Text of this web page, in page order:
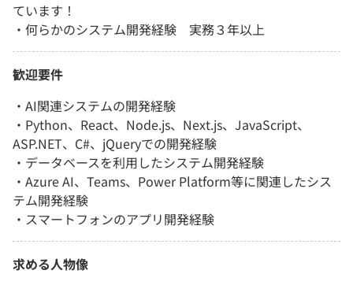
ています！
・何らかのシステム開発経験 実務３年以上
歓迎要件
・AI関連システムの開発経験
・Python、React、Node.js、Next.js、JavaScript、
ASP.NET、C#、jQueryでの開発経験
・データベースを利用したシステム開発経験
・Azure AI、Teams、Power Platform等に関連したシス
テム開発経験
・スマートフォンのアプリ開発経験
求める人物像